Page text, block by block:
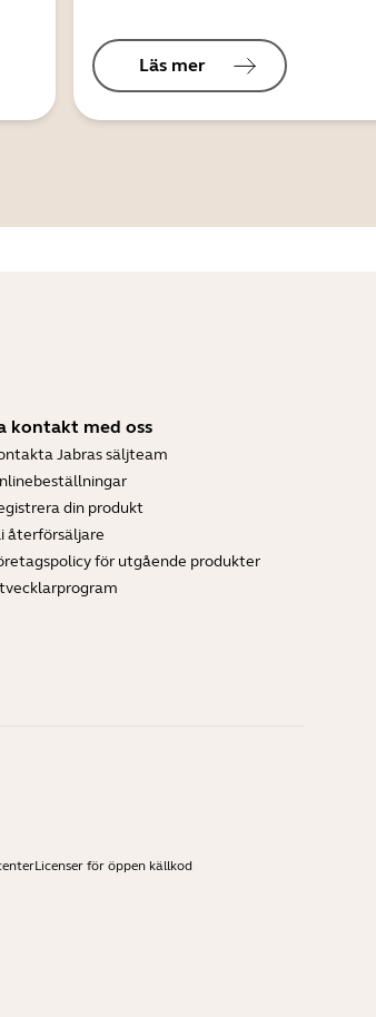
Läs mer
kontakt med oss
Jabras säljteam
din produkt
återförsäljare
för utgående produkter
Licenser för öppen källkod